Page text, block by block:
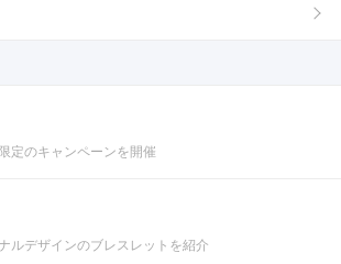
定のキャンペーンを開催
ルデザインのブレスレットを紹介